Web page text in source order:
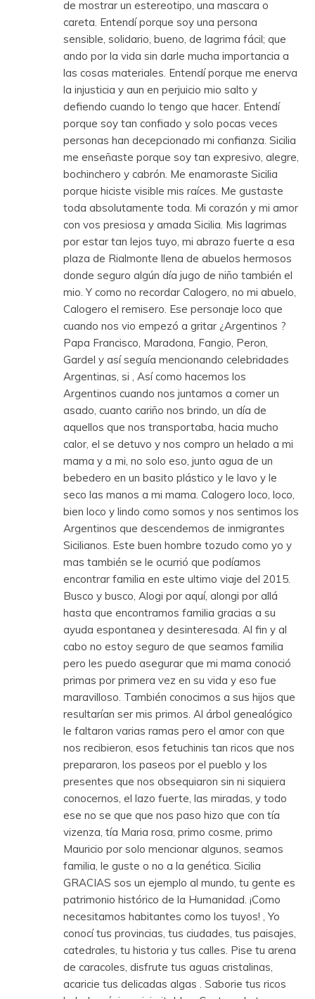
de mostrar un estereotipo, una mascara o
careta. Entendí porque soy una persona
sensible, solidario, bueno, de lagrima fácil; que
ando por la vida sin darle mucha importancia a
las cosas materiales. Entendí porque me enerva
la injusticia y aun en perjuicio mio salto y
defiendo cuando lo tengo que hacer. Entendí
porque soy tan confiado y solo pocas veces
personas han decepcionado mi confianza. Sicilia
me enseñaste porque soy tan expresivo, alegre,
bochinchero y cabrón. Me enamoraste Sicilia
porque hiciste visible mis raíces. Me gustaste
toda absolutamente toda. Mi corazón y mi amor
con vos presiosa y amada Sicilia. Mis lagrimas
por estar tan lejos tuyo, mi abrazo fuerte a esa
plaza de Rialmonte llena de abuelos hermosos
donde seguro algún día jugo de niño también el
mio. Y como no recordar Calogero, no mi abuelo,
Calogero el remisero. Ese personaje loco que
cuando nos vio empezó a gritar ¿Argentinos ?
Papa Francisco, Maradona, Fangio, Peron,
Gardel y así seguía mencionando celebridades
Argentinas, si , Así como hacemos los
Argentinos cuando nos juntamos a comer un
asado, cuanto cariño nos brindo, un día de
aquellos que nos transportaba, hacia mucho
calor, el se detuvo y nos compro un helado a mi
mama y a mi, no solo eso, junto agua de un
bebedero en un basito plástico y le lavo y le
seco las manos a mi mama. Calogero loco, loco,
bien loco y lindo como somos y nos sentimos los
Argentinos que descendemos de inmigrantes
Sicilianos. Este buen hombre tozudo como yo y
mas también se le ocurrió que podíamos
encontrar familia en este ultimo viaje del 2015.
Busco y busco, Alogi por aquí, alongi por allá
hasta que encontramos familia gracias a su
ayuda espontanea y desinteresada. Al fin y al
cabo no estoy seguro de que seamos familia
pero les puedo asegurar que mi mama conoció
primas por primera vez en su vida y eso fue
maravilloso. También conocimos a sus hijos que
resultarían ser mis primos. Al árbol genealógico
le faltaron varias ramas pero el amor con que
nos recibieron, esos fetuchinis tan ricos que nos
prepararon, los paseos por el pueblo y los
presentes que nos obsequiaron sin ni siquiera
conocernos, el lazo fuerte, las miradas, y todo
ese no se que que nos paso hizo que con tía
vizenza, tía Maria rosa, primo cosme, primo
Mauricio por solo mencionar algunos, seamos
familia, le guste o no a la genética. Sicilia
GRACIAS sos un ejemplo al mundo, tu gente es
patrimonio histórico de la Humanidad. ¡Como
necesitamos habitantes como los tuyos! , Yo
conocí tus provincias, tus ciudades, tus paisajes,
catedrales, tu historia y tus calles. Pise tu arena
de caracoles, disfrute tus aguas cristalinas,
acaricie tus delicadas algas . Saborie tus ricos